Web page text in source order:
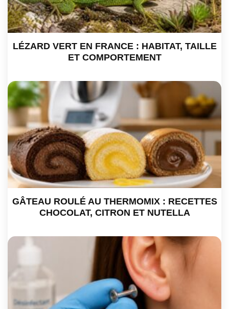
LÉZARD VERT EN FRANCE : HABITAT, TAILLE
ET COMPORTEMENT
GÂTEAU ROULÉ AU THERMOMIX : RECETTES
CHOCOLAT, CITRON ET NUTELLA